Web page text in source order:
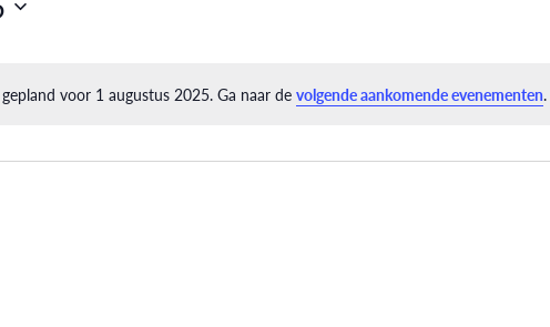
Bericht
voor 1 augustus 2025. Ga naar de volgende aankomende evenementen.